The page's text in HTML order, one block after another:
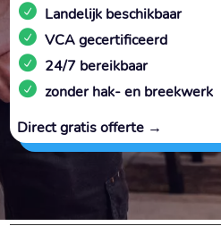
Landelijk beschikbaar
VCA gecertificeerd
24/7 bereikbaar
zonder hak- en breekwerk
Direct gratis offerte →